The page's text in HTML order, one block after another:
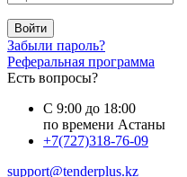
Войти
Забыли пароль?
Реферальная программа
Есть вопросы?
С 9:00 до 18:00
по времени Астаны
+7(727)318-76-09
support@tenderplus.kz